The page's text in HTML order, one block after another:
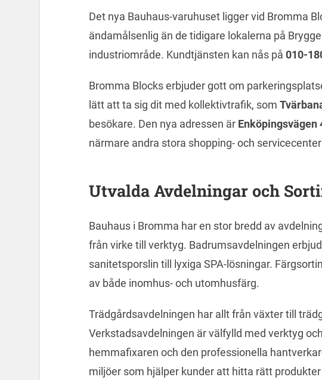
Det nya Bauhaus-varuhuset ligger vid Bromma
ändamålsenlig än de tidigare lokalerna på
industriområde. Kundtjänsten kan nås på 010-
Bromma Blocks erbjuder gott om
lätt att ta sig dit med kollektivtrafik, som
besökare. Den nya adressen är Enköpingsvägen
närmare andra stora shopping- och
Utvalda Avdelningar och
Bauhaus i Bromma har en stor bredd av
från virke till verktyg. Badrumsavdelningen
sanitetsporslin till lyxiga SPA-lösningar.
av både inomhus- och utomhusfärg.
Trädgårdsavdelningen har allt från växter till
Verkstadsavdelningen är välfylld med verktyg
hemmafixaren och den professionella
miljöer som hjälper kunder att hitta rätt